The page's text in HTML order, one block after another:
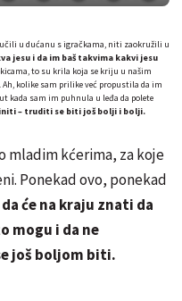
u dućanu s igračkama, niti zaokružili u
jesu i da im baš takvima kakvi jesu
to su krila koja se kriju u našim
kolike sam prilike već propustila da im
kada sam im puhnula u leđa da polete
– truditi se biti još bolji i bolji.
mladim kćerima, za koje
Ponekad ovo, ponekad
će na kraju znati da
mogu i da ne
još boljom biti.